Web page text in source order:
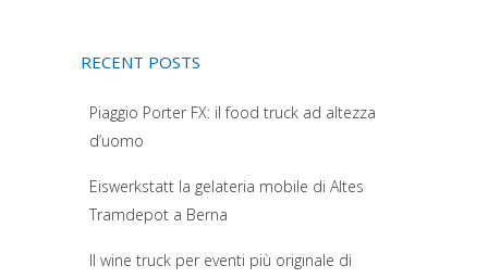
RECENT POSTS
Piaggio Porter FX: il food truck ad altezza
d’uomo
Eiswerkstatt la gelateria mobile di Altes
Tramdepot a Berna
Il wine truck per eventi più originale di